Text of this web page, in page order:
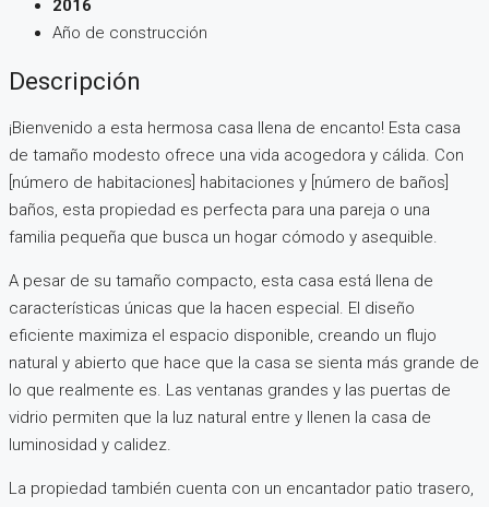
2016
Año de construcción
Descripción
¡Bienvenido a esta hermosa casa llena de encanto! Esta casa
de tamaño modesto ofrece una vida acogedora y cálida. Con
[número de habitaciones] habitaciones y [número de baños]
baños, esta propiedad es perfecta para una pareja o una
familia pequeña que busca un hogar cómodo y asequible.
A pesar de su tamaño compacto, esta casa está llena de
características únicas que la hacen especial. El diseño
eficiente maximiza el espacio disponible, creando un flujo
natural y abierto que hace que la casa se sienta más grande de
lo que realmente es. Las ventanas grandes y las puertas de
vidrio permiten que la luz natural entre y llenen la casa de
luminosidad y calidez.
La propiedad también cuenta con un encantador patio trasero,